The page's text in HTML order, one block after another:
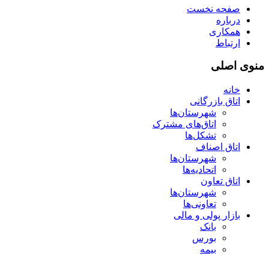
صفحه نخست
درباره
همکاری
ارتباط
منوی اصلی
خانه
اتاق بازرگانی
شهرستان‌ها
اتاق‌های مشترک
تشکل‌ها
اتاق اصناف
شهرستان‌ها
اتحادیه‌ها
اتاق تعاون
شهرستان‌ها
تعاونی‌ها
بازار پولی و مالی
بانک
بورس
بیمه